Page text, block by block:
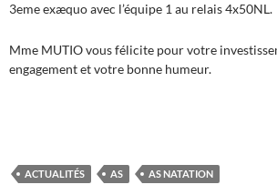
3eme exæquo avec l’équipe 1 au relais 4x50NL.
Mme MUTIO vous félicite pour votre
engagement et votre bonne humeur.
ACTUALITÉS AS AS NATATION